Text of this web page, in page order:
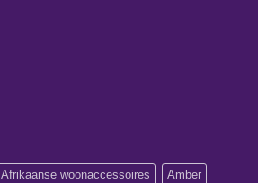
Afrikaanse woonaccessoires Amber